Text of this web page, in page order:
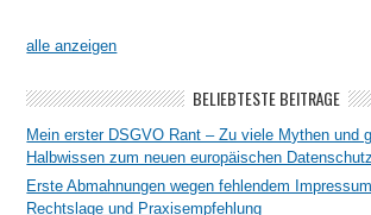
alle anzeigen
BELIEBTESTE BEITRÄGE
Mein erster DSGVO Rant – Zu viele Mythen und
Halbwissen zum neuen europäischen
Erste Abmahnungen wegen fehlendem
Rechtslage und Praxisempfehlung